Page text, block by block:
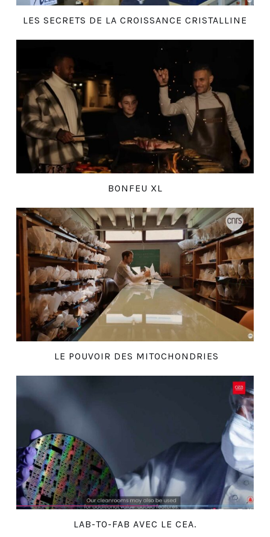
LES SECRETS DE LA CROISSANCE CRISTALLINE
BONFEU XL
LE POUVOIR DES MITOCHONDRIES
LAB-TO-FAB AVEC LE CEA.